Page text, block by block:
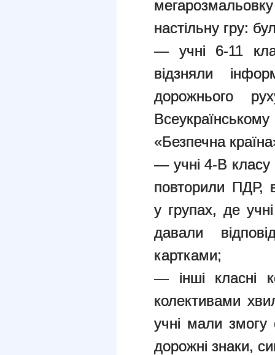
настільну гру:
— учні 6-11
відзняли
дорожнього
«Безпечна
— учні 4-В
повторили ПДР,
у групах, де
давали
картками;
— інші класні
колективами
учні мали змогу
дорожні знаки,